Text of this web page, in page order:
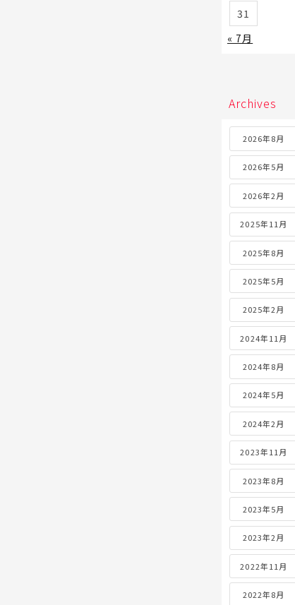
31
« 7月
Archives
2026年8月
2026年5月
2026年2月
2025年11月
2025年8月
2025年5月
2025年2月
2024年11月
2024年8月
2024年5月
2024年2月
2023年11月
2023年8月
2023年5月
2023年2月
2022年11月
2022年8月